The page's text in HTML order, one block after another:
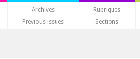
Archives
Previous issues
Rubriques
Sections